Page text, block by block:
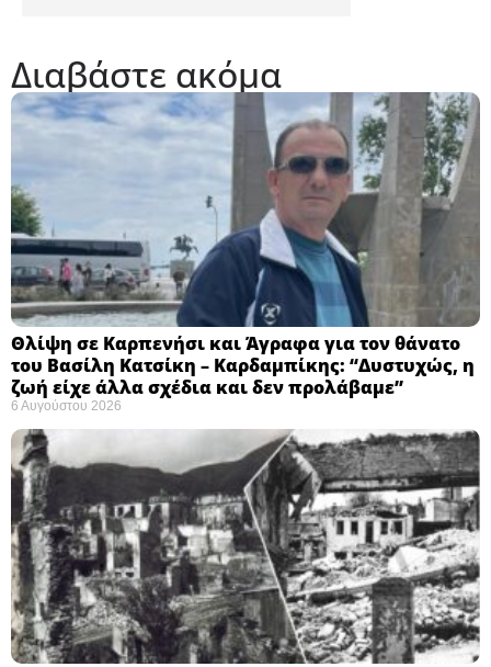
Διαβάστε ακόμα
Θλίψη σε Καρπενήσι και Άγραφα για τον θάνατο
του Βασίλη Κατσίκη – Καρδαμπίκης: “Δυστυχώς, η
ζωή είχε άλλα σχέδια και δεν προλάβαμε”
6 Αυγούστου 2026